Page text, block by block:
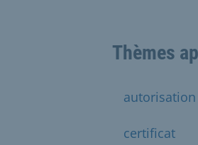
Thèmes
autorisation
certificat